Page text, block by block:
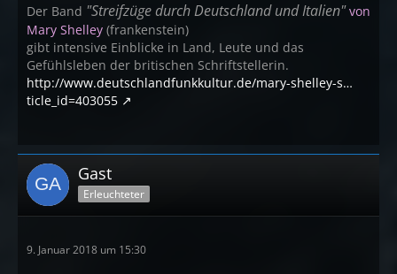
Der Band "Streifzüge durch Deutschland und Italien" von
Mary Shelley (frankenstein)
gibt intensive Einblicke in Land, Leute und das
Gefühlsleben der britischen Schriftstellerin.
http://www.deutschlandfunkkultur.de/mary-shelley-s…
ticle_id=403055
Gast
Erleuchteter
9. Januar 2018 um 15:30